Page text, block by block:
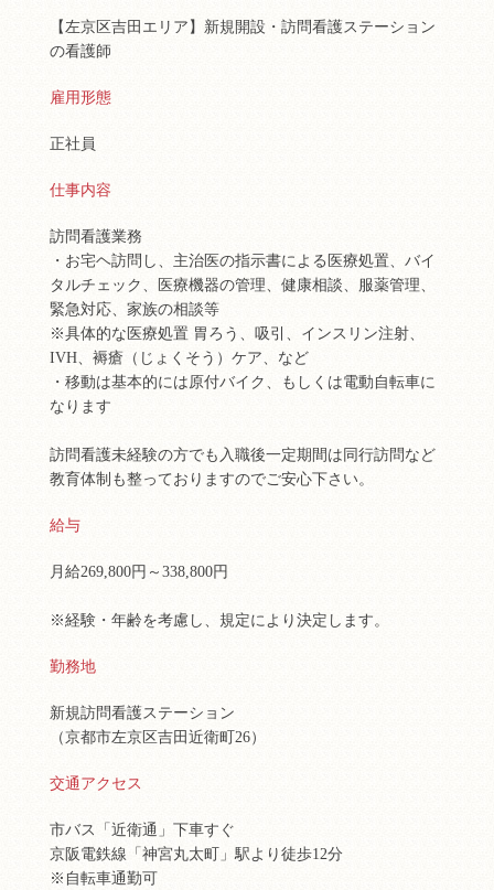
【左京区吉田エリア】新規開設・訪問看護ステーション
の看護師
雇用形態
正社員
仕事内容
訪問看護業務
・お宅ヘ訪問し、主治医の指示書による医療処置、バイ
タルチェック、医療機器の管理、健康相談、服薬管理、
緊急対応、家族の相談等
※具体的な医療処置 胃ろう、吸引、インスリン注射、
IVH、褥瘡（じょくそう）ケア、など
・移動は基本的には原付バイク、もしくは電動自転車に
なります
訪問看護未経験の方でも入職後一定期間は同行訪問など
教育体制も整っておりますのでご安心下さい。
給与
月給269,800円～338,800円
※経験・年齢を考慮し、規定により決定します。
勤務地
新規訪問看護ステーション
（京都市左京区吉田近衛町26）
交通アクセス
市バス「近衛通」下車すぐ
京阪電鉄線「神宮丸太町」駅より徒歩12分
※自転車通勤可